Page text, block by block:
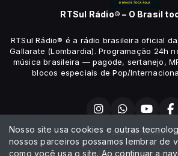
RTSul Rádio® – O Brasil
RTSul Rádio® é a rádio brasileira oficial
Gallarate (Lombardia). Programação 24h
música brasileira — pagode, sertanejo,
blocos especiais de Pop/
Fale conosco
Política de
Nosso site usa cookies e outras
nossos parceiros possamos lembrar de
como você usa o site. Ao continuar a